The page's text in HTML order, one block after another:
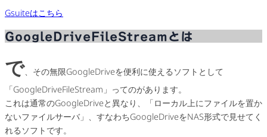
Gsuiteはこちら
GoogleDriveFileStreamとは
で、その無限GoogleDriveを便利に使えるソフトとして
「GoogleDriveFileStream」ってのがあります。
これは通常のGoogleDriveと異なり、「ローカル上にファイルを置か
ないファイルサーバ」、すなわちGoogleDriveをNAS形式で見せてく
れるソフトです。